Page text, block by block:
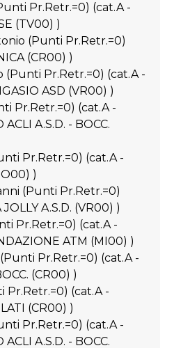
Pr.Retr.=0) (cat.A -
(TV00) )
(Punti Pr.Retr.=0)
(CR00) )
(Punti Pr.Retr.=0) (cat.A -
ASD (VR00) )
Pr.Retr.=0) (cat.A -
A.S.D. - BOCC.
Pr.Retr.=0) (cat.A -
)
(Punti Pr.Retr.=0)
A.S.D. (VR00) )
Pr.Retr.=0) (cat.A -
ATM (MI00) )
Pr.Retr.=0) (cat.A -
(CR00) )
Pr.Retr.=0) (cat.A -
(CR00) )
Pr.Retr.=0) (cat.A -
A.S.D. - BOCC.